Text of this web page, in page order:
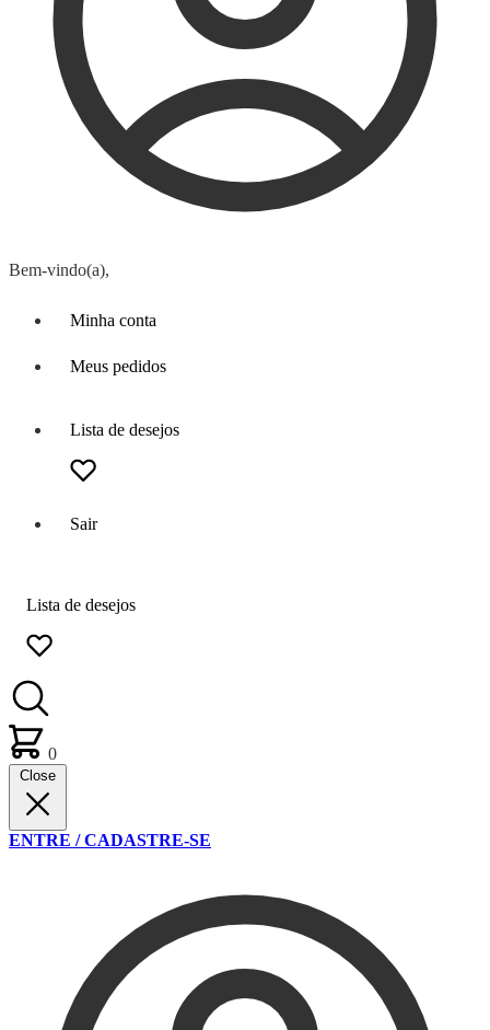
Bem-vindo(a),
Minha conta
Meus pedidos
Lista de desejos
Sair
Lista de desejos
0
Close
ENTRE / CADASTRE-SE